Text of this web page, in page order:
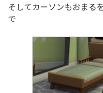
そしてカーソンもおまる
で